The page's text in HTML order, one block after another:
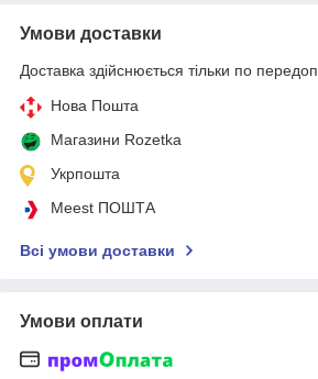
Умови доставки
Доставка здійснюється тільки по
Нова Пошта
Магазини Rozetka
Укрпошта
Meest ПОШТА
Всі умови доставки
Умови оплати